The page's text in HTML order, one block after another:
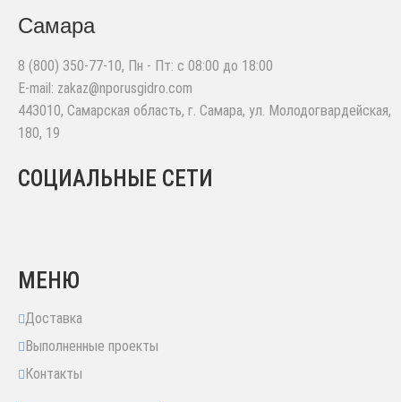
Самара
8 (800) 350-77-10, Пн - Пт: с 08:00 до 18:00
E-mail: zakaz@nporusgidro.com
443010, Самарская область, г. Самара, ул. Молодогвардейская,
180, 19
СОЦИАЛЬНЫЕ СЕТИ
МЕНЮ
Доставка
Выполненные проекты
Контакты